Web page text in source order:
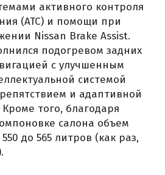
активного контроля
(АТС) и помощи при
Nissan Brake Assist.
подогревом задних
с улучшенным
системой
и адаптивной
того, благодаря
салона объем
до 565 литров (как раз,